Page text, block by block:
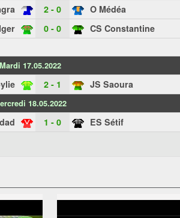
2 - 0 O Médéa
0 - 0 CS Constantine
Mardi 17.05.2022
2 - 1 JS Saoura
18.05.2022
1 - 0 ES Sétif